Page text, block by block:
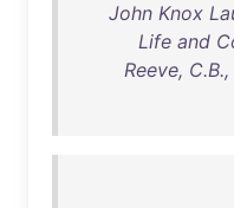
John Knox
Life and
Reeve,